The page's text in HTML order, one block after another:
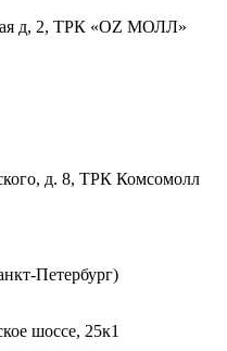
д, 2, ТРК «OZ МОЛЛ»
д. 8, ТРК Комсомолл
Петербург)
шоссе, 25к1